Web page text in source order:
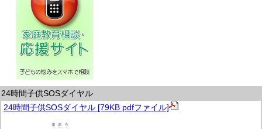
24時間子供SOSダイヤル
24時間子供SOSダイヤル [79KB pdfファイル]